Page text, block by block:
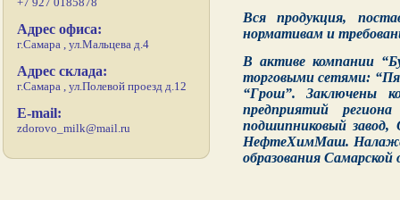
Адрес офиса:
г.Самара , ул.Мальцева д.4
Адрес склада:
г.Самара , ул.Полевой проезд д.12
E-mail:
zdorovo_milk@mail.ru
Вся продукция,
нормативам и
В активе компании
торговыми сетями:
“Грош”. Заключены
предприятий
подшипниковый
НефтеХимМаш.
образования Самарской